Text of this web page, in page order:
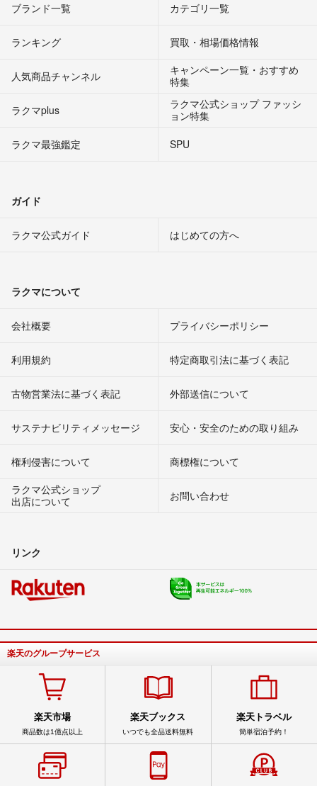
ブランド一覧 カテゴリ一覧
ランキング 買取・相場価格情報
人気商品チャンネル
キャンペーン一覧・おすすめ
特集
ラクマplus
ラクマ公式ショップ ファッシ
ョン特集
ラクマ最強鑑定
SPU
ガイド
ラクマ公式ガイド はじめての方へ
ラクマについて
会社概要 プライバシーポリシー
利用規約 特定商取引法に基づく表記
古物営業法に基づく表記 外部送信について
サステナビリティメッセージ 安心・安全のための取り組み
権利侵害について
商標権について
ラクマ公式ショップ
出店について
お問い合わせ
リンク
楽天のグループサービス
楽天市場
商品数は1億点以上
楽天ブックス
いつでも全品送料無料
楽天トラベル
簡単宿泊予約！